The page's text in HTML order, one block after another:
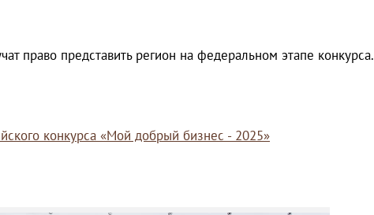
право представить регион на федеральном этапе конкурса.
конкурса «Мой добрый бизнес - 2025»